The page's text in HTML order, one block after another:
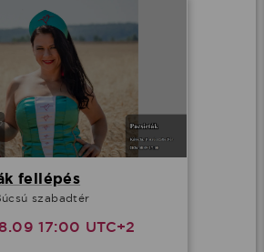
fellépés
szabadtér
17:00 UTC+2